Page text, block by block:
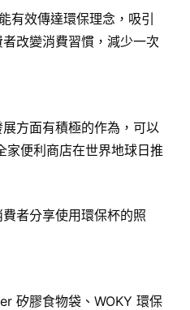
有效傳達環保理念，吸引
改變消費習慣，減少一次
方面有積極的作為，可以
家便利商店在世界地球日推
者分享使用環保杯的照
矽膠食物袋、WOKY 環保